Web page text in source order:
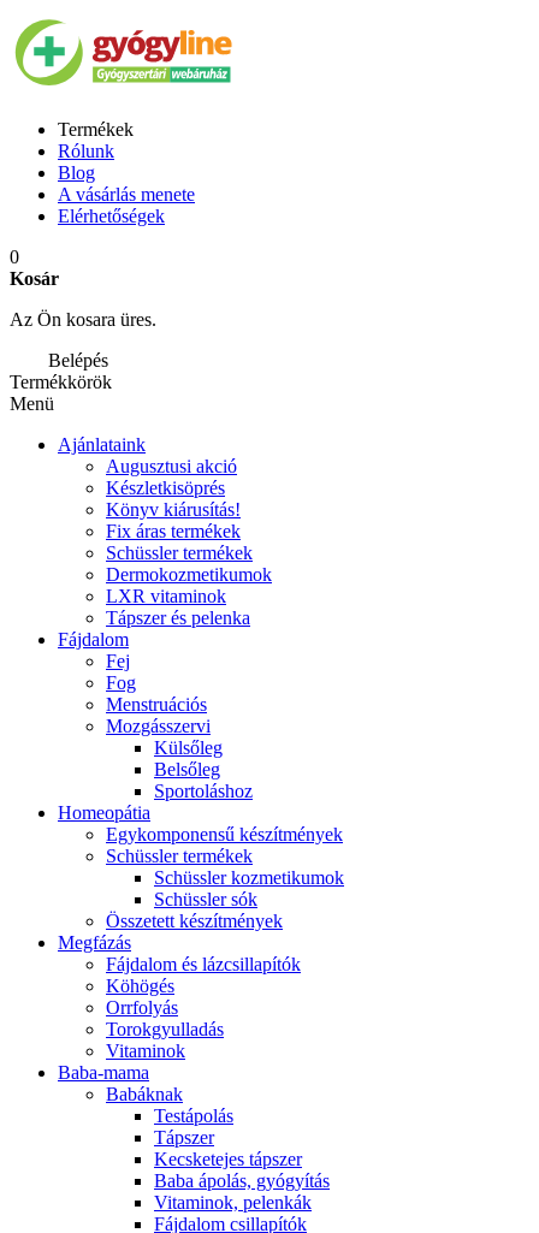
Termékek
Rólunk
Blog
A vásárlás menete
Elérhetőségek
0
Kosár
Az Ön kosara üres.
Belépés
Termékkörök
Menü
Ajánlataink
Augusztusi akció
Készletkisöprés
Könyv kiárusítás!
Fix áras termékek
Schüssler termékek
Dermokozmetikumok
LXR vitaminok
Tápszer és pelenka
Fájdalom
Fej
Fog
Menstruációs
Mozgásszervi
Külsőleg
Belsőleg
Sportoláshoz
Homeopátia
Egykomponensű készítmények
Schüssler termékek
Schüssler kozmetikumok
Schüssler sók
Összetett készítmények
Megfázás
Fájdalom és lázcsillapítók
Köhögés
Orrfolyás
Torokgyulladás
Vitaminok
Baba-mama
Babáknak
Testápolás
Tápszer
Kecsketejes tápszer
Baba ápolás, gyógyítás
Vitaminok, pelenkák
Fájdalom csillapítók